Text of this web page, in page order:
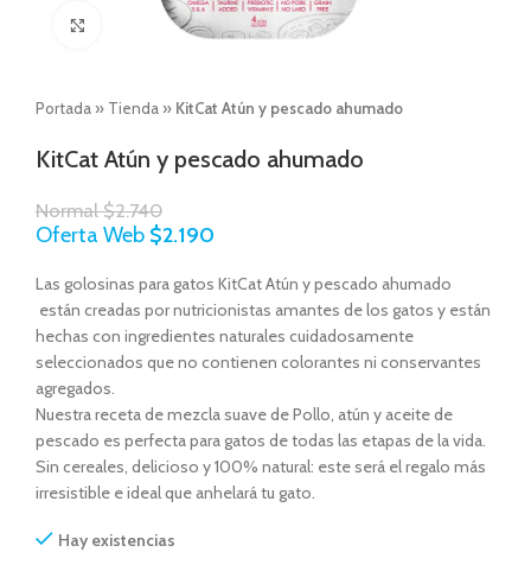
Click to enlarge
Portada » Tienda » KitCat Atún y pescado ahumado
KitCat Atún y pescado ahumado
Normal$2.740
Oferta Web $2.190
Las golosinas para gatos KitCat Atún y pescado ahumado
están creadas por nutricionistas amantes de los gatos y están
hechas con ingredientes naturales cuidadosamente
seleccionados que no contienen colorantes ni conservantes
agregados.
Nuestra receta de mezcla suave de Pollo, atún y aceite de
pescado es perfecta para gatos de todas las etapas de la vida.
Sin cereales, delicioso y 100% natural: este será el regalo más
irresistible e ideal que anhelará tu gato.
Hay existencias